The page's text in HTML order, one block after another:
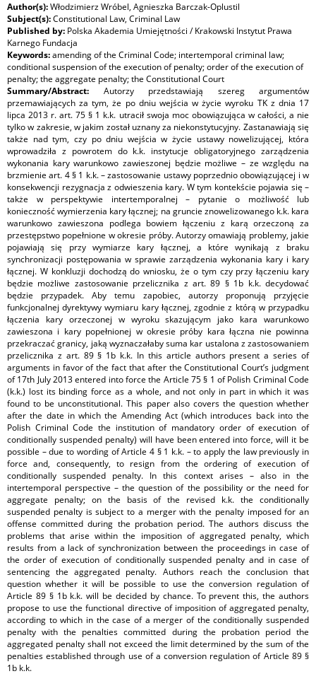
Author(s):Włodzimierz Wróbel, Agnieszka Barczak-Oplustil
Subject(s):Constitutional Law, Criminal Law
Published by: Polska Akademia Umiejętności / Krakowski Instytut Prawa
Karnego Fundacja
Keywords:amending of the Criminal Code; intertemporal criminal law;
conditional suspension of the execution of penalty; order of the execution of
penalty; the aggregate penalty; the Constitutional Court
Summary/Abstract: Autorzy przedstawiają szereg argumentów
przemawiających za tym, że po dniu wejścia w życie wyroku TK z dnia 17
lipca 2013 r. art. 75 § 1 k.k. utracił swoja moc obowiązująca w całości, a nie
tylko w zakresie, w jakim został uznany za niekonstytucyjny. Zastanawiają się
także nad tym, czy po dniu wejścia w życie ustawy nowelizującej, która
wprowadziła z powrotem do k.k. instytucje obligatoryjnego zarządzenia
wykonania kary warunkowo zawieszonej będzie możliwe – ze względu na
brzmienie art. 4 § 1 k.k. – zastosowanie ustawy poprzednio obowiązującej i w
konsekwencji rezygnacja z odwieszenia kary. W tym kontekście pojawia się –
także w perspektywie intertemporalnej – pytanie o możliwość lub
konieczność wymierzenia kary łącznej; na gruncie znowelizowanego k.k. kara
warunkowo zawieszona podlega bowiem łączeniu z karą orzeczoną za
przestępstwo popełnione w okresie próby. Autorzy omawiają problemy, jakie
pojawiają się przy wymiarze kary łącznej, a które wynikają z braku
synchronizacji postępowania w sprawie zarządzenia wykonania kary i kary
łącznej. W konkluzji dochodzą do wniosku, że o tym czy przy łączeniu kary
będzie możliwe zastosowanie przelicznika z art. 89 § 1b k.k. decydować
będzie przypadek. Aby temu zapobiec, autorzy proponują przyjęcie
funkcjonalnej dyrektywy wymiaru kary łącznej, zgodnie z którą w przypadku
łączenia kary orzeczonej w wyroku skazującym jako kara warunkowo
zawieszona i kary popełnionej w okresie próby kara łączna nie powinna
przekraczać granicy, jaką wyznaczałaby suma kar ustalona z zastosowaniem
przelicznika z art. 89 § 1b k.k. In this article authors present a series of
arguments in favor of the fact that after the Constitutional Court’s judgment
of 17th July 2013 entered into force the Article 75 § 1 of Polish Criminal Code
(k.k.) lost its binding force as a whole, and not only in part in which it was
found to be unconstitutional. This paper also covers the question whether
after the date in which the Amending Act (which introduces back into the
Polish Criminal Code the institution of mandatory order of execution of
conditionally suspended penalty) will have been entered into force, will it be
possible – due to wording of Article 4 § 1 k.k. – to apply the law previously in
force and, consequently, to resign from the ordering of execution of
conditionally suspended penalty. In this context arises – also in the
intertemporal perspective – the question of the possibility or the need for
aggregate penalty; on the basis of the revised k.k. the conditionally
suspended penalty is subject to a merger with the penalty imposed for an
offense committed during the probation period. The authors discuss the
problems that arise within the imposition of aggregated penalty, which
results from a lack of synchronization between the proceedings in case of
the order of execution of conditionally suspended penalty and in case of
sentencing the aggregated penalty. Authors reach the conclusion that
question whether it will be possible to use the conversion regulation of
Article 89 § 1b k.k. will be decided by chance. To prevent this, the authors
propose to use the functional directive of imposition of aggregated penalty,
according to which in the case of a merger of the conditionally suspended
penalty with the penalties committed during the probation period the
aggregated penalty shall not exceed the limit determined by the sum of the
penalties established through use of a conversion regulation of Article 89 §
1b k.k.